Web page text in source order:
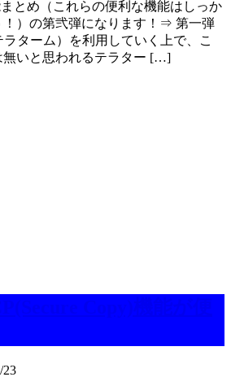
まとめ（これらの便利な機能はしっか
！）の第弐弾になります！⇒ 第一弾
ラターム）を利用していく上で、こ
無いと思われるテラター […]
23